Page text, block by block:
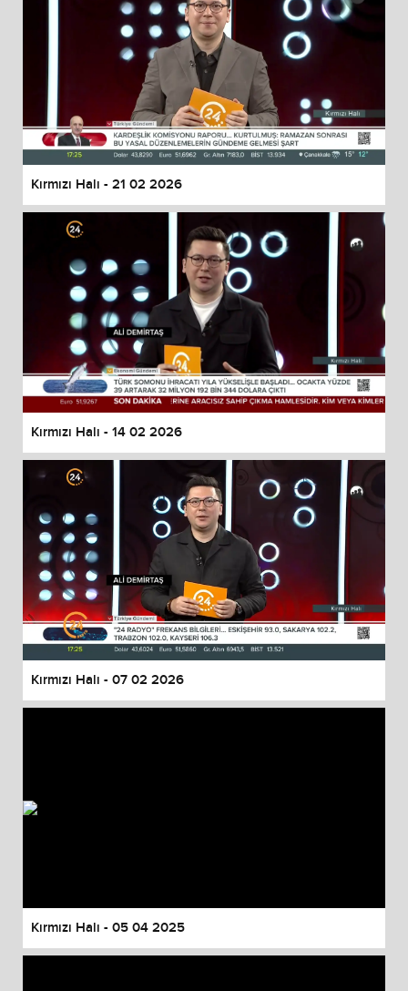
Kırmızı Halı - 21 02 2026
Kırmızı Halı - 14 02 2026
Kırmızı Halı - 07 02 2026
Kırmızı Halı - 05 04 2025